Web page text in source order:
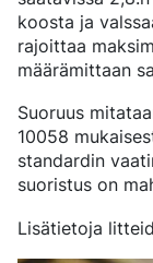
VALSSATUT
Etelä-
Aasian Ja
Pohjois-
Etelä-
Muu
koosta ja
rajoittaa
määrämittaan
Suoruus
10058
standardin
suoristus on
Lisätietoja